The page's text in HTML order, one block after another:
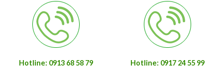
Hotline: 0913 68 58 79 Hotline: 0917 24 55 99